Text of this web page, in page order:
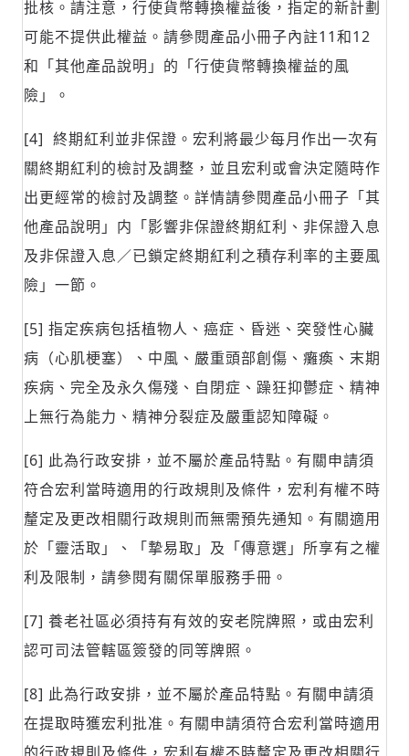
批核。請注意，行使貨幣轉換權益後，指定的新計劃
可能不提供此權益。請參閱產品小冊子內註11和12
和「其他產品說明」的「行使貨幣轉換權益的風
險」。
[4] 終期紅利並非保證。宏利將最少每月作出一次有
關終期紅利的檢討及調整，並且宏利或會決定隨時作
出更經常的檢討及調整。詳情請參閱產品小冊子「其
他產品說明」内「影響非保證終期紅利、非保證入息
及非保證入息／已鎖定終期紅利之積存利率的主要風
險」一節。
[5] 指定疾病包括植物人、癌症、昏迷、突發性心臟
病（心肌梗塞）、中風、嚴重頭部創傷、癱瘓、末期
疾病、完全及永久傷殘、自閉症、躁狂抑鬱症、精神
上無行為能力、精神分裂症及嚴重認知障礙。
[6] 此為行政安排，並不屬於產品特點。有關申請須
符合宏利當時適用的行政規則及條件，宏利有權不時
釐定及更改相關行政規則而無需預先通知。有關適用
於「靈活取」、「摯易取」及「傳意選」所享有之權
利及限制，請參閱有關保單服務手冊。
[7] 養老社區必須持有有效的安老院牌照，或由宏利
認可司法管轄區簽發的同等牌照。
[8] 此為行政安排，並不屬於產品特點。有關申請須
在提取時獲宏利批准。有關申請須符合宏利當時適用